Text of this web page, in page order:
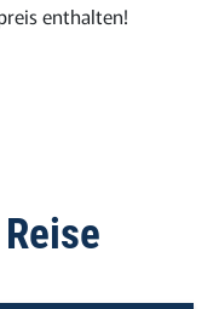
enthalten!